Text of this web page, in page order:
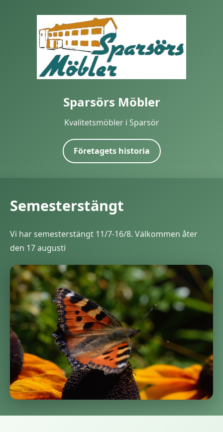
Sparsörs Möbler
Kvalitetsmöbler i Sparsör
Företagets historia
Semesterstängt
Vi har semesterstängt 11/7-16/8. Välkommen åter
den 17 augusti